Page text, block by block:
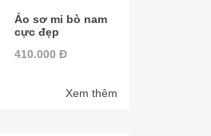
Áo sơ mi bò nam
cực đẹp
410.000 Đ
Xem thêm